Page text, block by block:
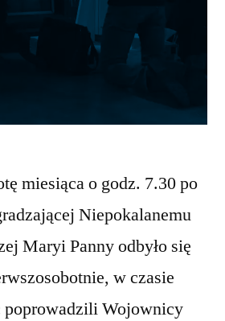
miesiąca o godz. 7.30 po
Niepokalanemu
Maryi Panny odbyło się
w czasie
poprowadzili Wojownicy